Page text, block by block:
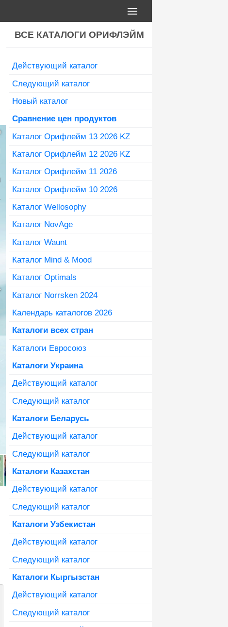
ВСЕ КАТАЛОГИ ОРИФЛЭЙМ
Действующий каталог
Следующий каталог
Новый каталог
Сравнение цен продуктов
Каталог Орифлейм 13 2026 KZ
Каталог Орифлейм 12 2026 KZ
Каталог Орифлейм 11 2026
Каталог Орифлейм 10 2026
Каталог Wellosophy
Каталог NovAge
Каталог Waunt
Каталог Mind & Mood
Каталог Optimals
Каталог Norrsken 2024
Календарь каталогов 2026
Каталоги всех стран
Каталоги Евросоюз
Каталоги Украина
Действующий каталог
Следующий каталог
Каталоги Беларусь
Действующий каталог
Следующий каталог
Каталоги Казахстан
Действующий каталог
Следующий каталог
Каталоги Узбекистан
Действующий каталог
Следующий каталог
Каталоги Кыргызстан
Действующий каталог
Следующий каталог